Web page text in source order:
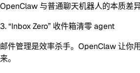
OpenClaw 与普通聊天机器人的本质差异
3. “Inbox Zero” 收件箱清零 agent
邮件管理是效率杀手。OpenClaw 让你
来。